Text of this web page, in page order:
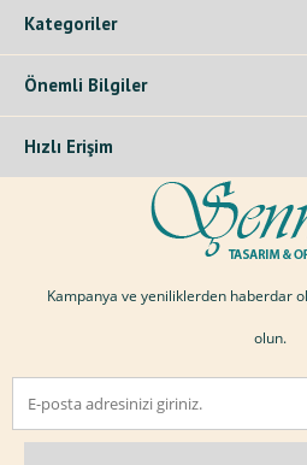
Kategoriler
Önemli Bilgiler
Hızlı Erişim
Kampanya ve yeniliklerden haberdar
olun.